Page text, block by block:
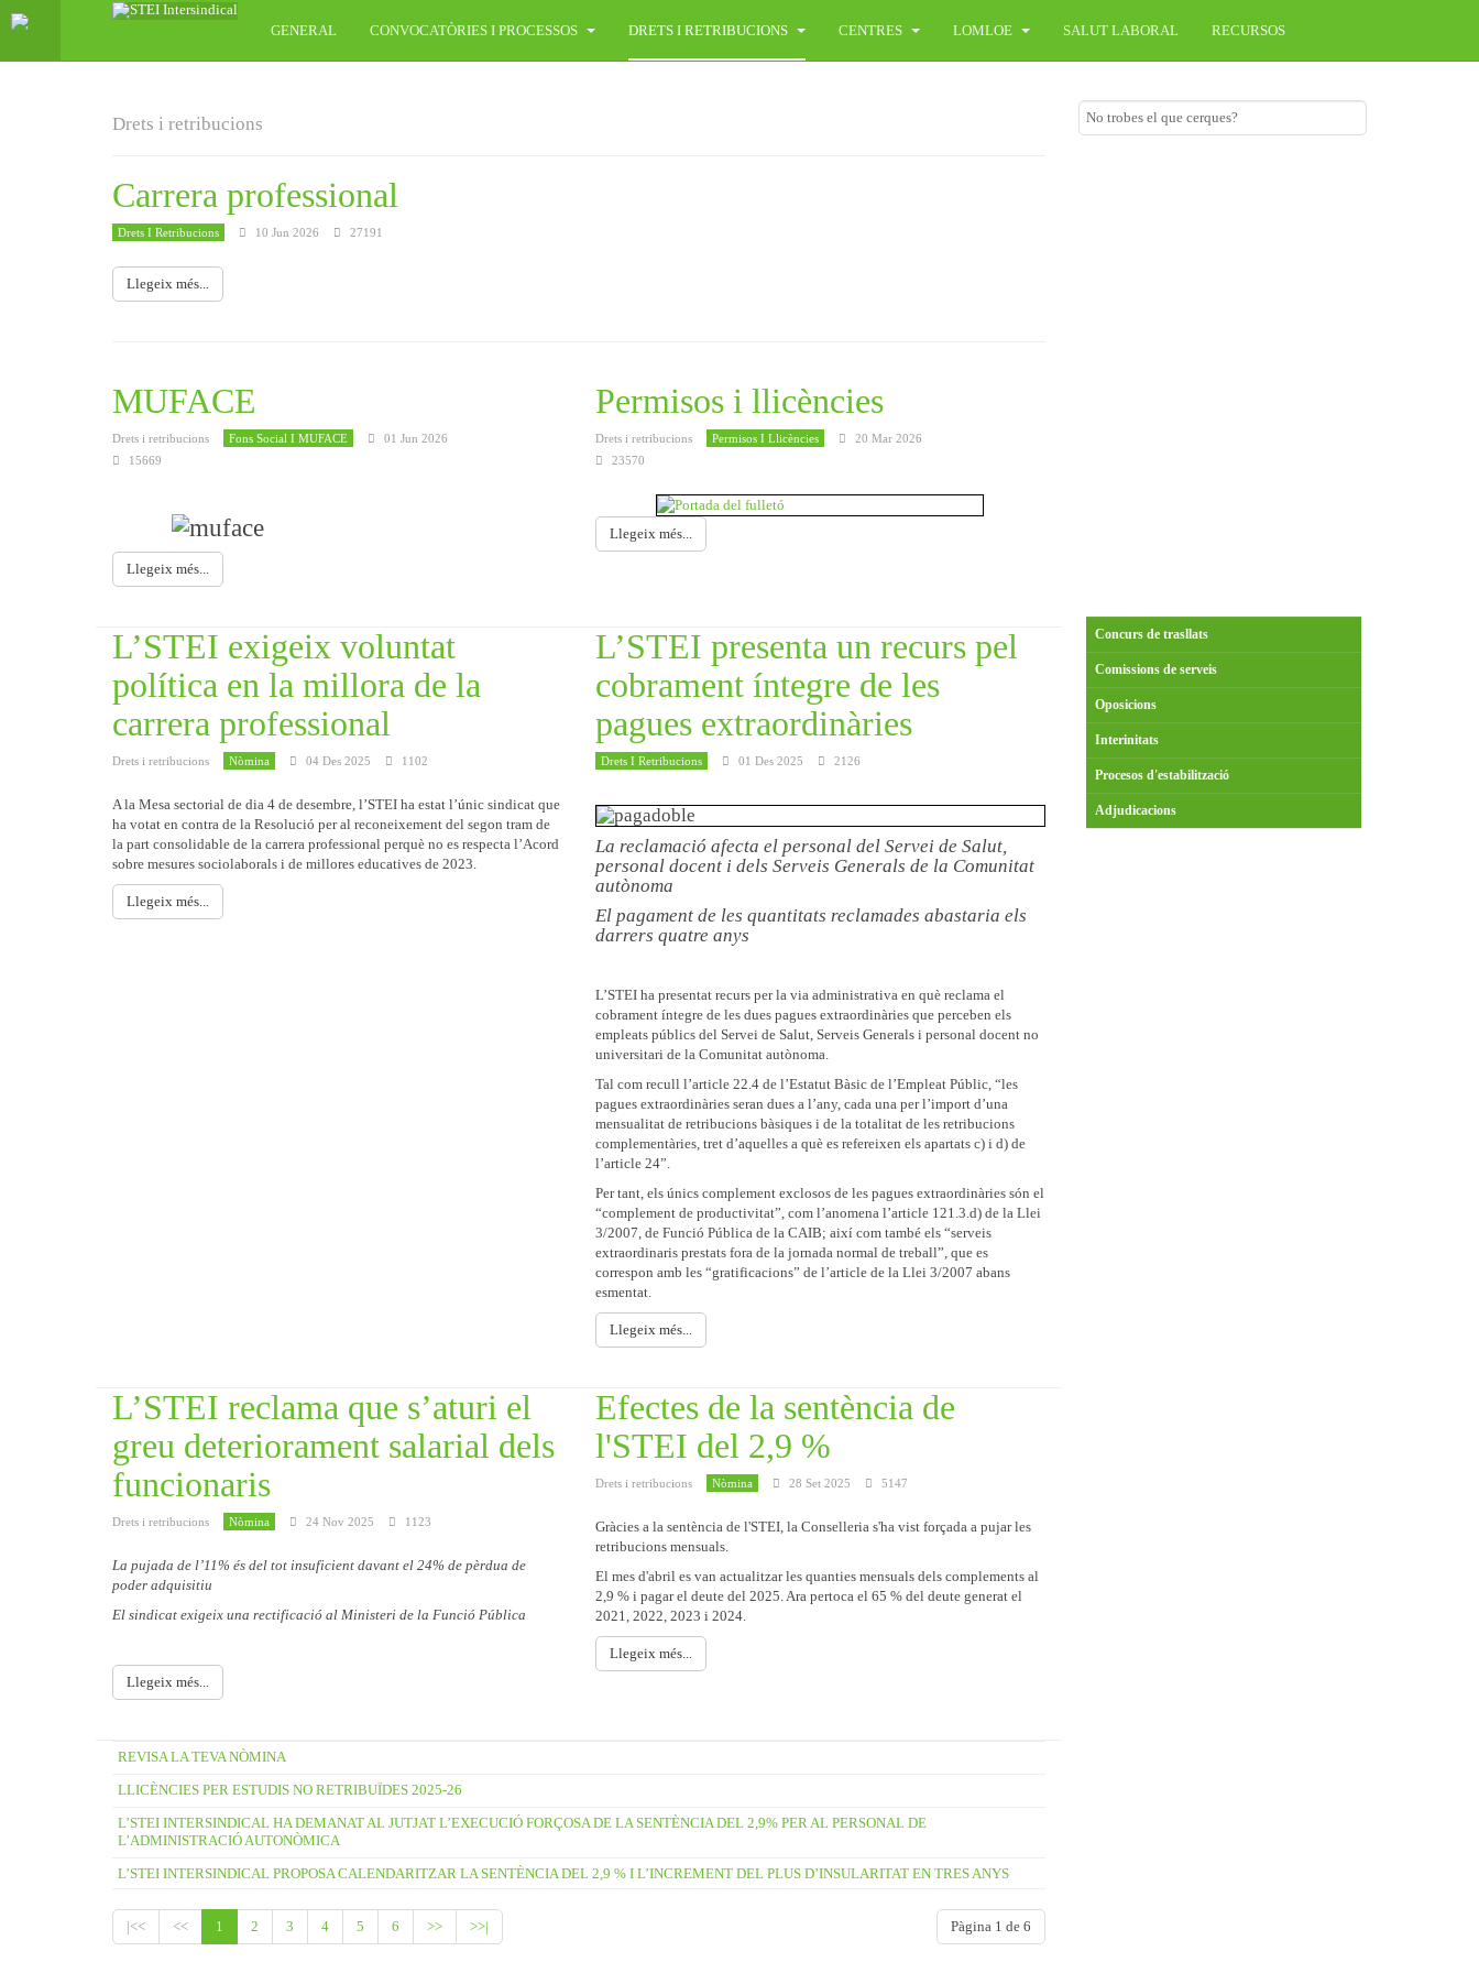
GENERAL CONVOCATÒRIES I PROCESSOS DRETS I RETRIBUCIONS CENTRES LOMLOE SALUT LABORAL RECURSOS
Drets i retribucions
Carrera professional
Drets I Retribucions 10 Jun 2026 27191
Llegeix més...
MUFACE
Drets i retribucions Fons Social I MUFACE
01 Jun 2026
15669
Llegeix més...
Permisos i llicències
Drets i retribucions Permisos I Llicències
20 Mar 2026
23570
Llegeix més...
L’STEI exigeix voluntat
política en la millora de la
carrera professional
Drets i retribucions Nòmina 04 Des 2025 1102
A la Mesa sectorial de dia 4 de desembre, l’STEI ha estat l’únic sindicat que
ha votat en contra de la Resolució per al reconeixement del segon tram de
la part consolidable de la carrera professional perquè no es respecta l’Acord
sobre mesures sociolaborals i de millores educatives de 2023.
Llegeix més...
L’STEI presenta un recurs pel
cobrament íntegre de les
pagues extraordinàries
Drets I Retribucions 01 Des 2025 2126
La reclamació afecta el personal del Servei de Salut,
personal docent i dels Serveis Generals de la Comunitat
autònoma
El pagament de les quantitats reclamades abastaria els
darrers quatre anys
L’STEI ha presentat recurs per la via administrativa en què reclama el
cobrament íntegre de les dues pagues extraordinàries que perceben els
empleats públics del Servei de Salut, Serveis Generals i personal docent no
universitari de la Comunitat autònoma.
Tal com recull l’article 22.4 de l’Estatut Bàsic de l’Empleat Públic, “les
pagues extraordinàries seran dues a l’any, cada una per l’import d’una
mensualitat de retribucions bàsiques i de la totalitat de les retribucions
complementàries, tret d’aquelles a què es refereixen els apartats c) i d) de
l’article 24”.
Per tant, els únics complement exclosos de les pagues extraordinàries són el
“complement de productivitat”, com l’anomena l’article 121.3.d) de la Llei
3/2007, de Funció Pública de la CAIB; així com també els “serveis
extraordinaris prestats fora de la jornada normal de treball”, que es
correspon amb les “gratificacions” de l’article de la Llei 3/2007 abans
esmentat.
Llegeix més...
L’STEI reclama que s’aturi el
greu deteriorament salarial dels
funcionaris
Drets i retribucions Nòmina 24 Nov 2025 1123
La pujada de l’11% és del tot insuficient davant el 24% de pèrdua de
poder adquisitiu
El sindicat exigeix una rectificació al Ministeri de la Funció Pública
Llegeix més...
Efectes de la sentència de
l'STEI del 2,9 %
Drets i retribucions Nòmina 28 Set 2025 5147
Gràcies a la sentència de l'STEI, la Conselleria s'ha vist forçada a pujar les
retribucions mensuals.
El mes d'abril es van actualitzar les quanties mensuals dels complements al
2,9 % i pagar el deute del 2025. Ara pertoca el 65 % del deute generat el
2021, 2022, 2023 i 2024.
Llegeix més...
REVISA LA TEVA NÒMINA
LLICÈNCIES PER ESTUDIS NO RETRIBUÏDES 2025-26
L’STEI INTERSINDICAL HA DEMANAT AL JUTJAT L’EXECUCIÓ FORÇOSA DE LA SENTÈNCIA DEL 2,9% PER AL PERSONAL DE
L’ADMINISTRACIÓ AUTONÒMICA
L’STEI INTERSINDICAL PROPOSA CALENDARITZAR LA SENTÈNCIA DEL 2,9 % I L’INCREMENT DEL PLUS D’INSULARITAT EN TRES ANYS
Pàgina 1 de 6
|<< << 1 2 3 4 5 6 >> >>|
Concurs de trasllats
Comissions de serveis
Oposicions
Interinitats
Procesos d'estabilització
Adjudicacions